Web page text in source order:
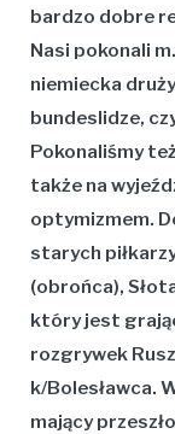
bardzo dobre
Nasi pokonali
niemiecka
bundeslidze,
Pokonaliśmy
także na
optymizmem.
starych
(obrońca),
który jest
rozgrywek
k/Bolesławca.
mający